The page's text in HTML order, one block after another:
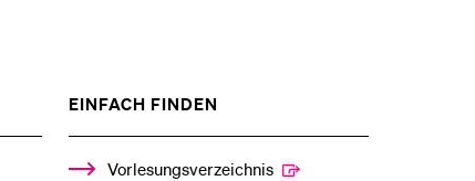
EINFACH FINDEN
%1$S
UNTERMENÜ
Vorlesungsverzeichnis